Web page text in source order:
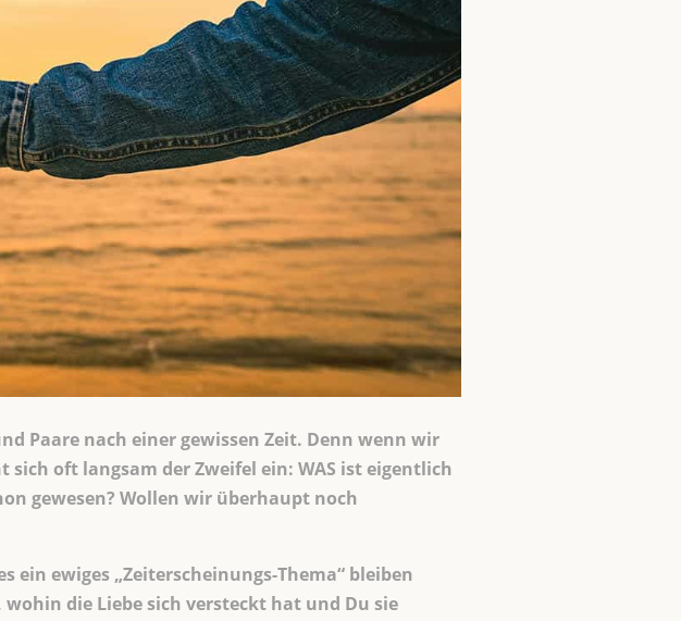
Paare nach einer gewissen Zeit. Denn wenn wir
oft langsam der Zweifel ein: WAS ist eigentlich
gewesen? Wollen wir überhaupt noch
ein ewiges „Zeiterscheinungs-Thema“ bleiben
die Liebe sich versteckt hat und Du sie